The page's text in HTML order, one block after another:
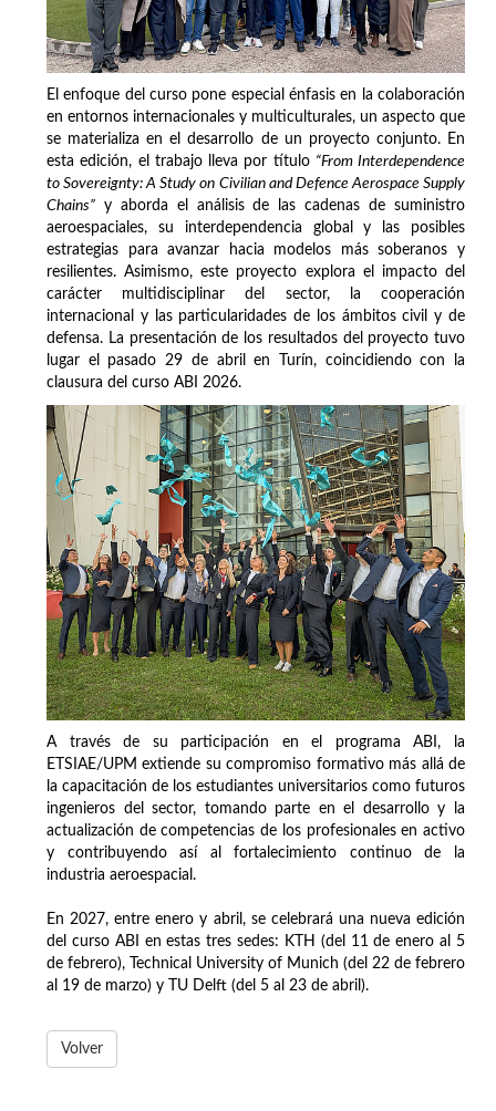
El enfoque del curso pone especial énfasis en la colaboración
en entornos internacionales y multiculturales, un aspecto que
se materializa en el desarrollo de un proyecto conjunto. En
esta edición, el trabajo lleva por título “From Interdependence
to Sovereignty: A Study on Civilian and Defence Aerospace Supply
Chains” y aborda el análisis de las cadenas de suministro
aeroespaciales, su interdependencia global y las posibles
estrategias para avanzar hacia modelos más soberanos y
resilientes. Asimismo, este proyecto explora el impacto del
carácter multidisciplinar del sector, la cooperación
internacional y las particularidades de los ámbitos civil y de
defensa. La presentación de los resultados del proyecto tuvo
lugar el pasado 29 de abril en Turín, coincidiendo con la
clausura del curso ABI 2026.
A través de su participación en el programa ABI, la
ETSIAE/UPM extiende su compromiso formativo más allá de
la capacitación de los estudiantes universitarios como futuros
ingenieros del sector, tomando parte en el desarrollo y la
actualización de competencias de los profesionales en activo
y contribuyendo así al fortalecimiento continuo de la
industria aeroespacial.
En 2027, entre enero y abril, se celebrará una nueva edición
del curso ABI en estas tres sedes: KTH (del 11 de enero al 5
de febrero), Technical University of Munich (del 22 de febrero
al 19 de marzo) y TU Delft (del 5 al 23 de abril).
Volver